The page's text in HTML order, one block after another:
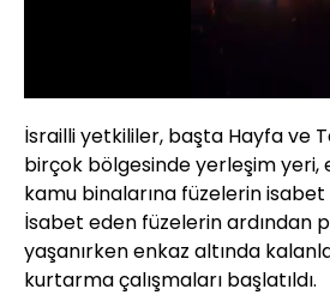
Aç
İsrailli yetkililer, başta Hayfa ve
birçok bölgesinde yerleşim yeri,
kamu binalarına füzelerin isabet
İsabet eden füzelerin ardından
yaşanırken enkaz altında
kurtarma çalışmaları başlatıldı.